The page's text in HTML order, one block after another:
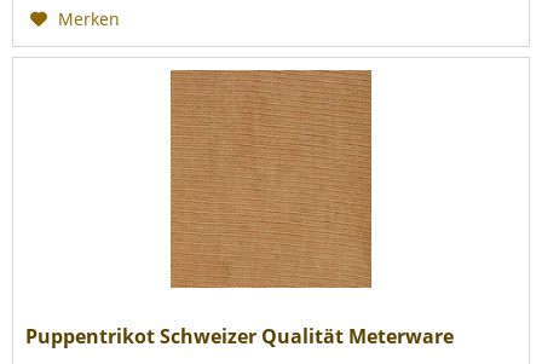
Merken
Puppentrikot Schweizer Qualität Meterware